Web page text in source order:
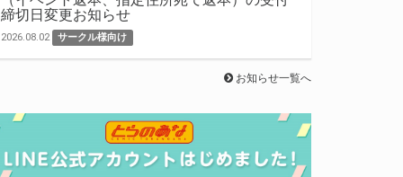
締切日変更お知らせ
2026.08.02 サークル様向け
お知らせ一覧へ